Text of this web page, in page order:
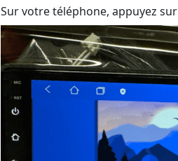
Sur votre téléphone, appuyez sur